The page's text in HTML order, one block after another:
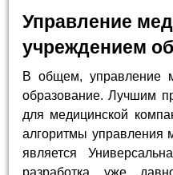
Управление
учреждением
В общем, управление
образование. Лучшим
для медицинской
алгоритмы управления
является